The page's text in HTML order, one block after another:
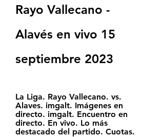
Rayo Vallecano -
Alavés en vivo 15
septiembre 2023
La Liga. Rayo Vallecano. vs.
Alaves. imgalt. Imágenes en
directo. imgalt. Encuentro en
directo. En vivo. Lo más
destacado del partido. Cuotas.